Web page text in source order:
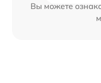
Вы можете